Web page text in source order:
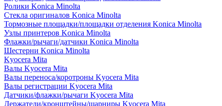
Ролики Konica Minolta
Стекла оригиналов Konica Minolta
Тормозные площадки/площадки отделения Konica Minolta
Узлы принтеров Konica Minolta
Флажки/рычаги/датчики Konica Minolta
Шестерни Konica Minolta
Kyocera Mita
Валы Kyocera Mita
Валы переноса/коротроны Kyocera Mita
Валы регистрации Kyocera Mita
Датчики/флажки/рычаги Kyocera Mita
Держатели/кронштейны/шарниры Kyocera Mita